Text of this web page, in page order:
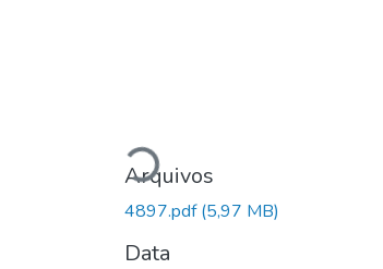
Carregando...
Arquivos
4897.pdf(5,97 MB)
Data